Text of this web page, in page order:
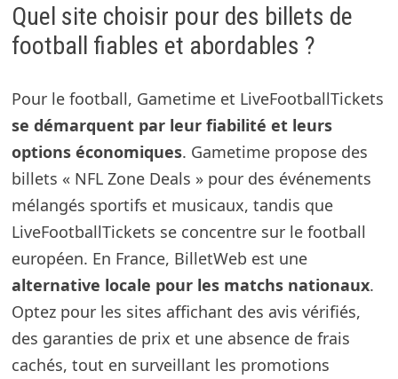
Quel site choisir pour des billets de
football fiables et abordables ?
Pour le football, Gametime et LiveFootballTickets
se démarquent par leur fiabilité et leurs
options économiques. Gametime propose des
billets « NFL Zone Deals » pour des événements
mélangés sportifs et musicaux, tandis que
LiveFootballTickets se concentre sur le football
européen. En France, BilletWeb est une
alternative locale pour les matchs nationaux.
Optez pour les sites affichant des avis vérifiés,
des garanties de prix et une absence de frais
cachés, tout en surveillant les promotions